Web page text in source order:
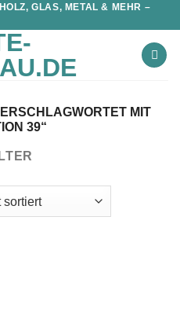
GLAS, METAL & MEHR –
MIT
39“